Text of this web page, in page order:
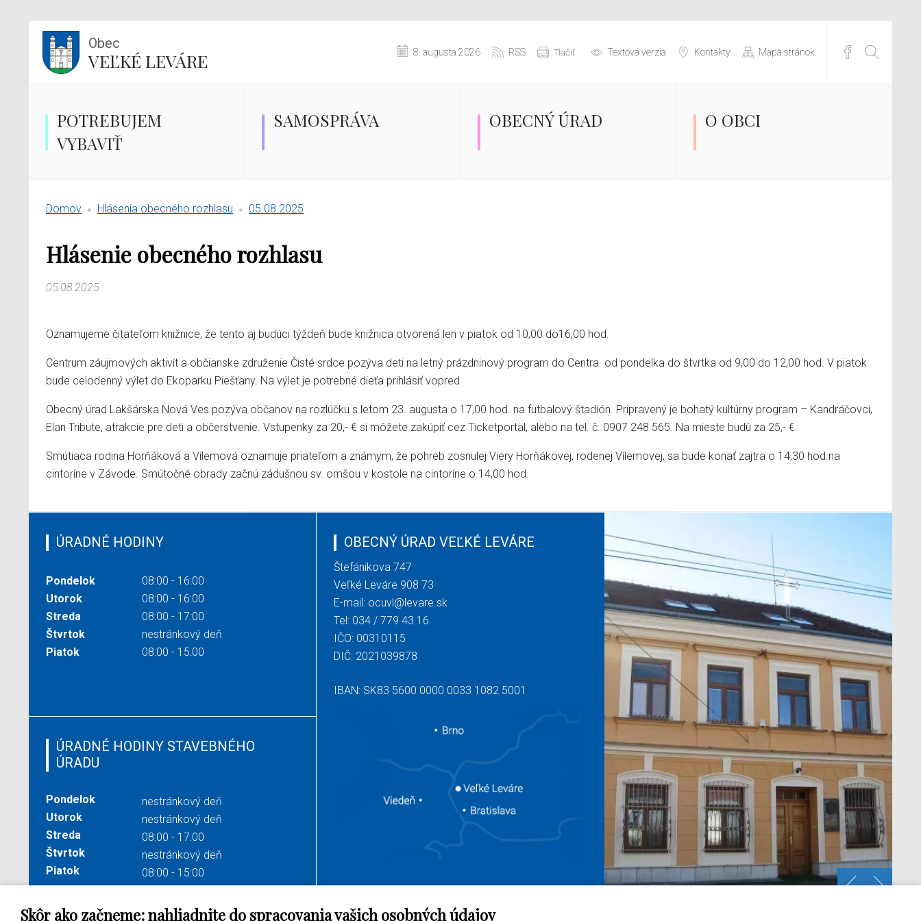
Skôr ako začneme: nahliadnite do spracovania vašich osobných údajov
Obec
VEĽKÉ LEVÁRE 8. augusta 2026 RSS Tlačiť Textová verzia Kontakty Mapa stránok
POTREBUJEM
VYBAVIŤ
SAMOSPRÁVA OBECNÝ ÚRAD O OBCI
Domov Hlásenia obecného rozhlasu 05.08.2025
Hlásenie obecného rozhlasu
05.08.2025
Oznamujeme čitateľom knižnice, že tento aj budúci týždeň bude knižnica otvorená len v piatok od 10,00 do16,00 hod.
Centrum záujmových aktivít a občianske združenie Čisté srdce pozýva deti na letný prázdninový program do Centra od pondelka do štvrtka od 9,00 do 12,00 hod. V piatok
bude celodenný výlet do Ekoparku Piešťany. Na výlet je potrebné dieťa prihlásiť vopred.
Obecný úrad Lakšárska Nová Ves pozýva občanov na rozlúčku s letom 23. augusta o 17,00 hod. na futbalový štadión. Pripravený je bohatý kultúrny program – Kandráčovci,
Elan Tribute, atrakcie pre deti a občerstvenie. Vstupenky za 20,- € si môžete zakúpiť cez Ticketportal, alebo na tel. č. 0907 248 565. Na mieste budú za 25,- €.
Smútiaca rodina Horňáková a Vílemová oznamuje priateľom a známym, že pohreb zosnulej Viery Horňákovej, rodenej Vílemovej, sa bude konať zajtra o 14,30 hod.na
cintoríne v Závode. Smútočné obrady začnú zádušnou sv. omšou v kostole na cintoríne o 14,00 hod.
ÚRADNÉ HODINY
Pondelok
08:00 - 16:00
Utorok
08:00 - 16:00
Streda
08:00 - 17:00
Štvrtok
nestránkový deň
Piatok
08:00 - 15:00
ÚRADNÉ HODINY STAVEBNÉHO
ÚRADU
Pondelok
nestránkový deň
Utorok
nestránkový deň
Streda
08:00 - 17:00
Štvrtok
nestránkový deň
Piatok
08:00 - 15:00
OBECNÝ ÚRAD VEĽKÉ LEVÁRE
Štefánikova 747
Veľké Leváre 908 73
E-mail: ocuvl@levare.sk
Tel: 034 / 779 43 16
IČO: 00310115
DIČ: 2021039878
IBAN: SK83 5600 0000 0033 1082 5001